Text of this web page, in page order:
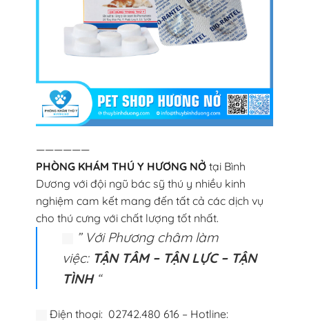
——————
PHÒNG KHÁM THÚ Y HƯƠNG NỞtại Bình
Dương với đội ngũ bác sỹ thú y nhiều kinh
nghiệm cam kết mang đến tất cả các dịch vụ
cho thú cưng với chất lượng tốt nhất.
” Với Phương châm làm
việc: TẬN TÂM – TẬN LỰC – TẬN
TÌNH“
Điện thoại: 02742.480 616 – Hotline: